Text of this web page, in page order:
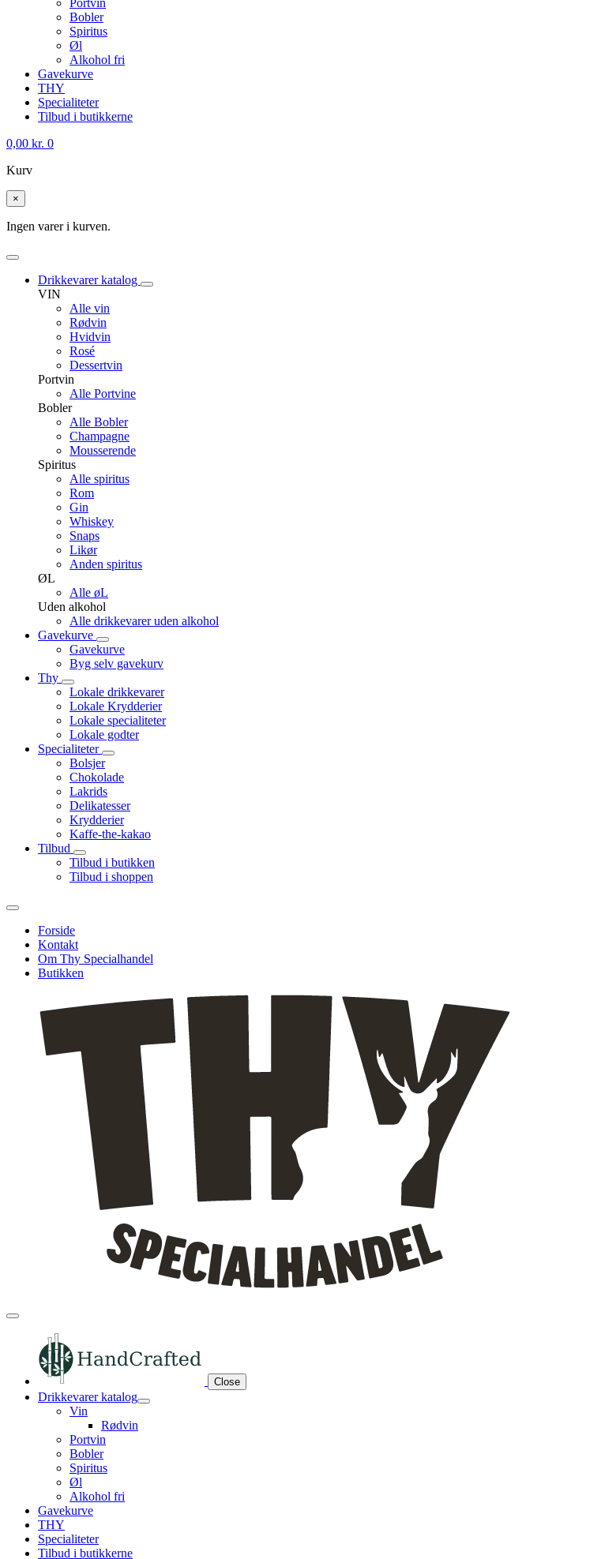
Portvin
Bobler
Spiritus
Øl
Alkohol fri
Gavekurve
THY
Specialiteter
Tilbud i butikkerne
0,00 kr. 0
Kurv
×
Ingen varer i kurven.
Drikkevarer katalog
VIN
Alle vin
Rødvin
Hvidvin
Rosé
Dessertvin
Portvin
Alle Portvine
Bobler
Alle Bobler
Champagne
Mousserende
Spiritus
Alle spiritus
Rom
Gin
Whiskey
Snaps
Likør
Anden spiritus
ØL
Alle øL
Uden alkohol
Alle drikkevarer uden alkohol
Gavekurve
Gavekurve
Byg selv gavekurv
Thy
Lokale drikkevarer
Lokale Krydderier
Lokale specialiteter
Lokale godter
Specialiteter
Bolsjer
Chokolade
Lakrids
Delikatesser
Krydderier
Kaffe-the-kakao
Tilbud
Tilbud i butikken
Tilbud i shoppen
Forside
Kontakt
Om Thy Specialhandel
Butikken
Close
Drikkevarer katalog
Vin
Rødvin
Portvin
Bobler
Spiritus
Øl
Alkohol fri
Gavekurve
THY
Specialiteter
Tilbud i butikkerne